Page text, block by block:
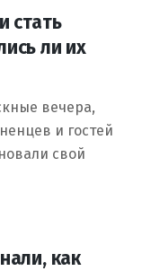
стать
ли их
вечера,
и гостей
свой
как